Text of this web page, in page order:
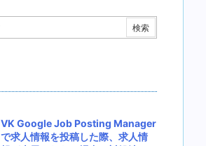
VK Google Job Posting Manager
で求人情報を投稿した際、求人情